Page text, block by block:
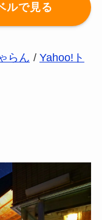
ルで見る
らん / Yahoo!ト